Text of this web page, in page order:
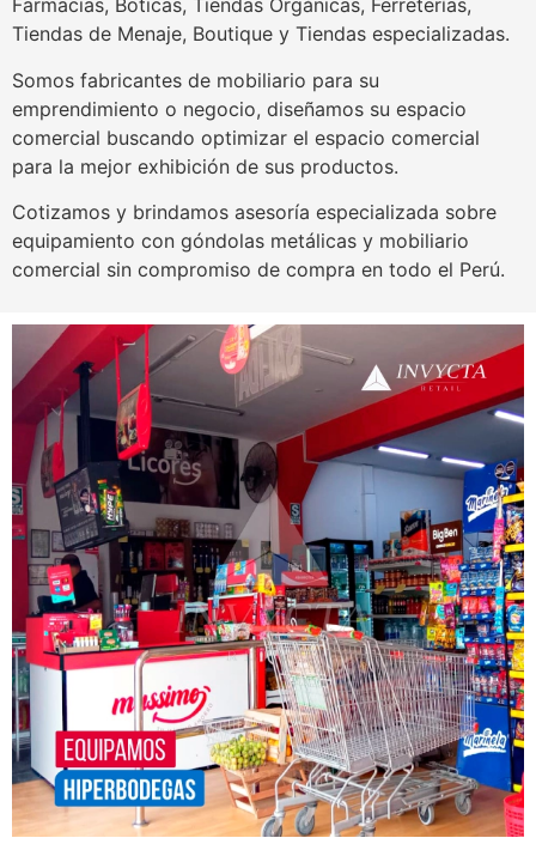
Farmacias, Boticas, Tiendas Orgánicas, Ferreterías,
Tiendas de Menaje, Boutique y Tiendas especializadas.
Somos fabricantes de mobiliario para su
emprendimiento o negocio, diseñamos su espacio
comercial buscando optimizar el espacio comercial
para la mejor exhibición de sus productos.
Cotizamos y brindamos asesoría especializada sobre
equipamiento con góndolas metálicas y mobiliario
comercial sin compromiso de compra en todo el Perú.